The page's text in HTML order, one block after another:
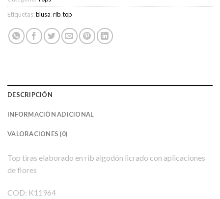
Etiquetas:blusa,rib,top
DESCRIPCIÓN
INFORMACIÓN ADICIONAL
VALORACIONES (0)
Top tiras elaborado en rib algodón licrado con aplicaciones
de flores
COD: K11964